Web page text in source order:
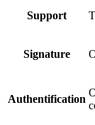
Support
Signature
Authentification